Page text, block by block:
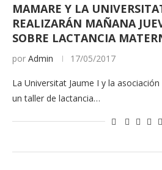
MAMARE Y LA
REALIZARÁN MAÑANA
SOBRE LACTANCIA
por Admin 17/05/2017
La Universitat Jaume I y la
un taller de lactancia…